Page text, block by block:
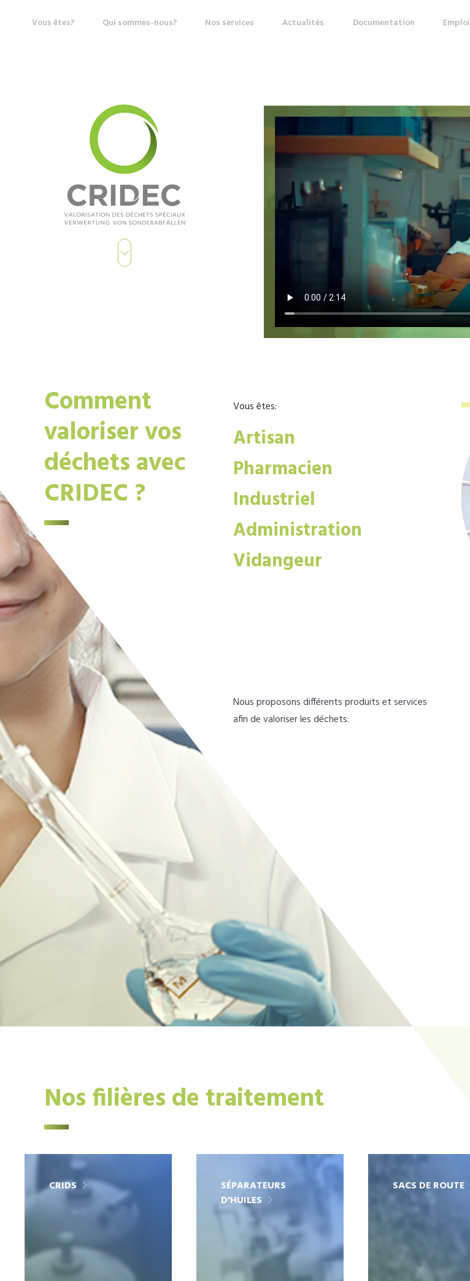
Vous êtes? Qui sommes-nous? Nos services Actualités Documentation Emploi
Comment
valoriser vos
déchets avec
CRIDEC ?
Vous êtes:
Artisan
Pharmacien
Industriel
Administration
Vidangeur
Nous proposons différents produits et services
afin de valoriser les déchets:
Nos filières de traitement
CRIDS
SÉPARATEURS
D'HUILES
SACS DE ROUTE